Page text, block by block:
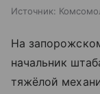
Источник:
На
начальник
тяжёлой